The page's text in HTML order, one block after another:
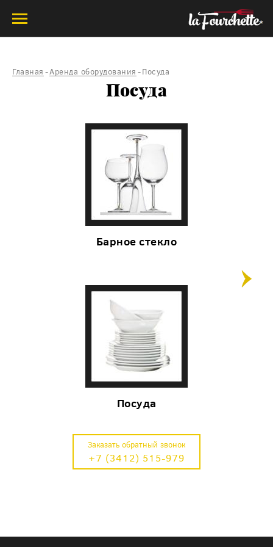
Главная -Аренда оборудования -Посуда
Посуда
Барное стекло
Посуда
Заказать обратный звонок
+7 (3412) 515-979